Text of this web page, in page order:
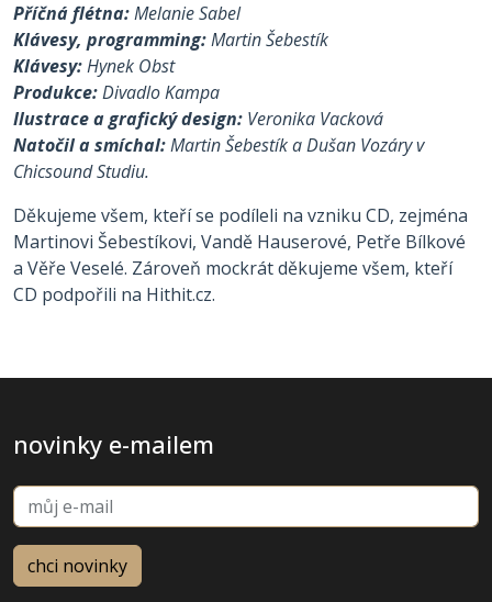
Příčná flétna:Melanie Sabel
Klávesy, programming:Martin Šebestík
Klávesy:Hynek Obst
Produkce:Divadlo Kampa
Ilustrace a grafický design: Veronika Vacková
Natočil a smíchal:Martin Šebestík a Dušan Vozáry v
Chicsound Studiu.
Děkujeme všem, kteří se podíleli na vzniku CD, zejména
Martinovi Šebestíkovi, Vandě Hauserové, Petře Bílkové
a Věře Veselé. Zároveň mockrát děkujeme všem, kteří
CD podpořili na Hithit.cz.
novinky e-mailem